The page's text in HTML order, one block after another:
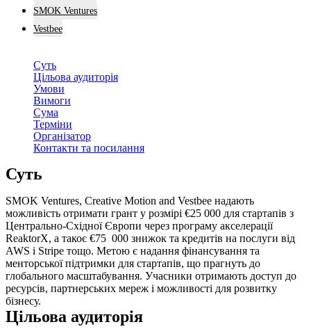
SMOK Ventures
Vestbee
Суть
Цільова аудиторія
Умови
Вимоги
Сума
Терміни
Організатор
Контакти та посилання
Суть
SMOK Ventures, Creative Motion and Vestbee надають
можливість отримати грант у розмірі €25 000 для стартапів з
Центрально-Східної Європи через програму акселерації
ReaktorX, а такоє €75 000 знижок та кредитів на послуги від
AWS і Stripe тощо. Метою є надання фінансування та
менторської підтримки для стартапів, що прагнуть до
глобального масштабування. Учасники отримають доступ до
ресурсів, партнерських мереж і можливості для розвитку
бізнесу.
Цільова аудиторія